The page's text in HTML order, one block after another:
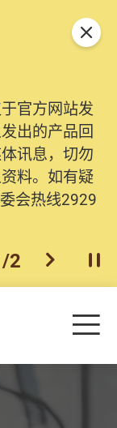
官方网站发
出的产品回
讯息，切勿
料。如有疑
会热线2929
/2 下一个开
关闭
目